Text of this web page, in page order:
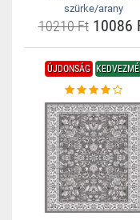
szürke/arany
10210 Ft10086
ÚJDONSÁG